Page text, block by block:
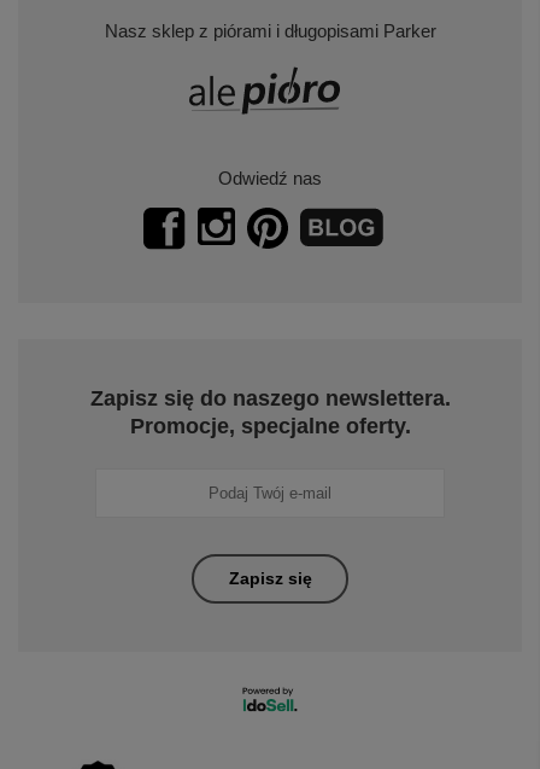
Nasz sklep z piórami i długopisami Parker
Odwiedź nas
Zapisz się do naszego newslettera.
Promocje, specjalne oferty.
Zapisz się